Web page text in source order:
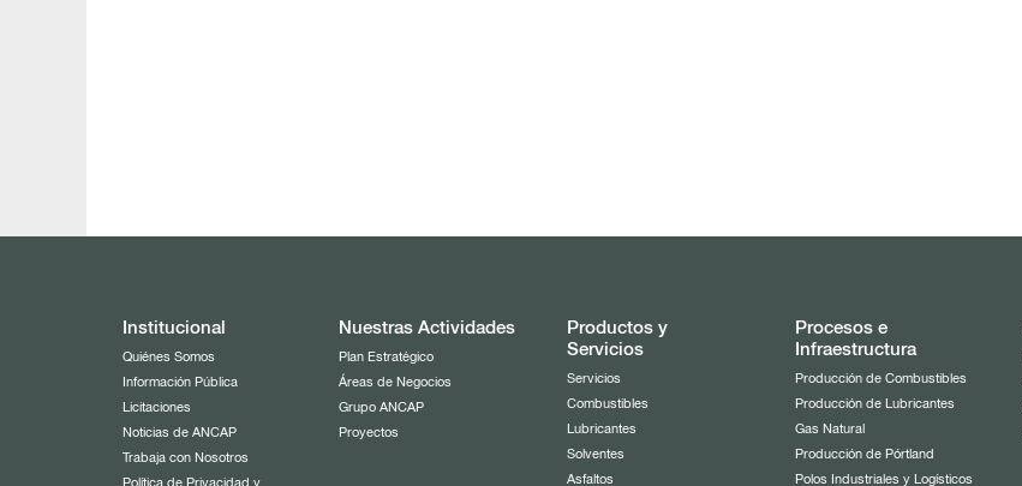
Institucional
Quiénes Somos
Información Pública
Licitaciones
Noticias de ANCAP
Trabaja con Nosotros
Política de Privacidad y
Nuestras Actividades
Plan Estratégico
Áreas de Negocios
Grupo ANCAP
Proyectos
Productos y
Servicios
Servicios
Combustibles
Lubricantes
Solventes
Asfaltos
Procesos e
Infraestructura
Producción de Combustibles
Producción de Lubricantes
Gas Natural
Producción de Pórtland
Polos Industriales y Logísticos